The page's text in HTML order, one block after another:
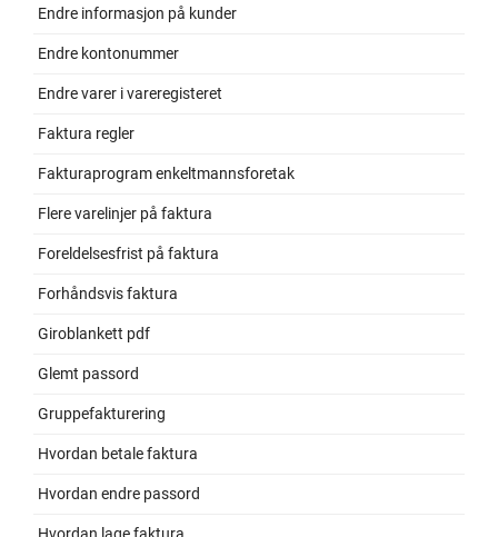
Endre informasjon på kunder
Endre kontonummer
Endre varer i vareregisteret
Faktura regler
Fakturaprogram enkeltmannsforetak
Flere varelinjer på faktura
Foreldelsesfrist på faktura
Forhåndsvis faktura
Giroblankett pdf
Glemt passord
Gruppefakturering
Hvordan betale faktura
Hvordan endre passord